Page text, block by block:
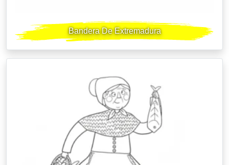
Bandera De Extremadura